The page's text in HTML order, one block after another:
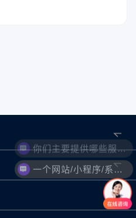
一个网站/小程序/系统的价格是怎么计算的？